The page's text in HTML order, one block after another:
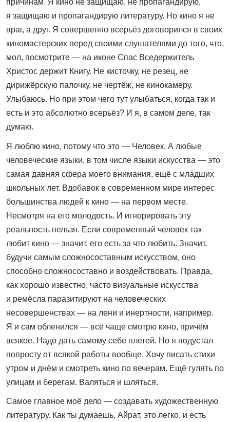
причинам. Я кино не защищаю, не пропагандирую,
я защищаю и пропагандирую литературу. Но кино я не
враг, а друг. Я совершенно всерьёз договорился в своих
киномастерских перед своими слушателями до того, что,
мол, посмотрите — на иконе Спас Вседержитель
Христос держит Книгу. Не кисточку, не резец, не
дирижёрскую палочку, не чертёж, не кинокамеру.
Улыбаюсь. Но при этом чего тут улыбаться, когда так и
есть и это абсолютно всерьёз? И я, в самом деле, так
думаю.
Я люблю кино, потому что это — Человек. А любые
челове­ческие языки, в том числе языки искусства — это
самая давняя сфера моего внимания, ещё с младших
школьных лет. Вдобавок в современном мире интерес
большинства людей к кино — на первом месте.
Несмотря на его молодость. И игнорировать эту
реальность нельзя. Если современный человек так
любит кино — значит, его есть за что любить. Значит,
будучи самым сложносоставным искусством, оно
способно сложносоставно и воздействовать. Правда,
как хорошо известно, часто визуальные искусства
и ремёсла паразитируют на человеческих
несовершенствах — на лени и инертности, например.
Я и сам обленился — всё чаще смотрю кино, причём
всякое. Надо дать самому себе плетей. Но я подустал
попросту от всякой работы вообще. Хочу писать стихи
утром и днём и смотреть кино по вечерам. Ещё гулять по
улицам и берегам. Валяться и шляться.
Самое главное моё дело — создавать художественную
литературу. Как ты думаешь, Айрат, это легко, и есть